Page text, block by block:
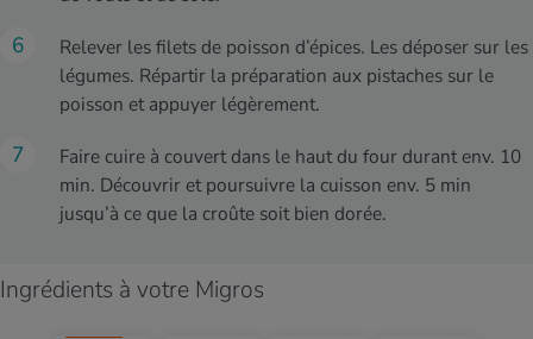
Relever les filets de poisson d’épices. Les déposer sur les
légumes. Répartir la préparation aux pistaches sur le
poisson et appuyer légèrement.
Faire cuire à couvert dans le haut du four durant env. 10
min. Découvrir et poursuivre la cuisson env. 5 min
jusqu’à ce que la croûte soit bien dorée.
Ingrédients à votre Migros